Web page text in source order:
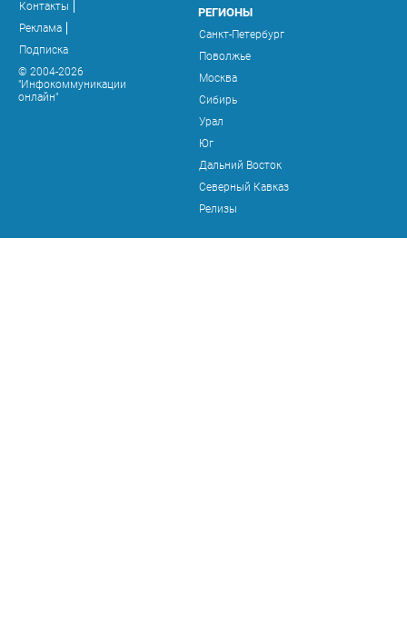
Контакты
Реклама
Подписка
© 2004-2026
"Инфокоммуникации
онлайн"
РЕГИОНЫ
Санкт-Петербург
Поволжье
Москва
Сибирь
Урал
Юг
Дальний Восток
Северный Кавказ
Релизы